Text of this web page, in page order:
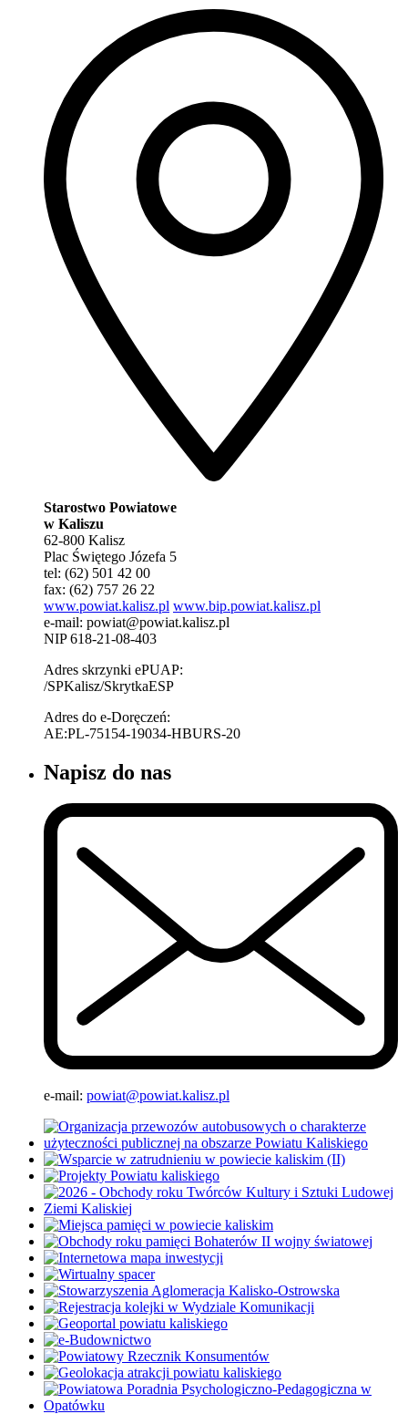
Starostwo Powiatowe
w Kaliszu
62-800 Kalisz
Plac Świętego Józefa 5
tel: (62) 501 42 00
fax: (62) 757 26 22
www.powiat.kalisz.pl www.bip.powiat.kalisz.pl
e-mail: powiat@powiat.kalisz.pl
NIP 618-21-08-403
Adres skrzynki ePUAP:
/SPKalisz/SkrytkaESP
Adres do e-Doręczeń:
AE:PL-75154-19034-HBURS-20
Napisz do nas
e-mail: powiat@powiat.kalisz.pl